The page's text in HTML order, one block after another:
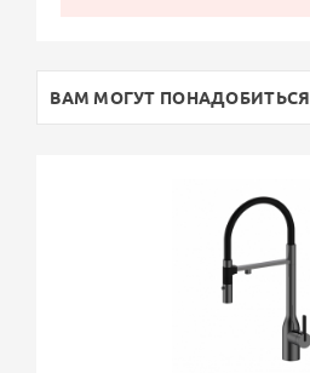
ВАМ МОГУТ ПОНАДОБИТЬСЯ